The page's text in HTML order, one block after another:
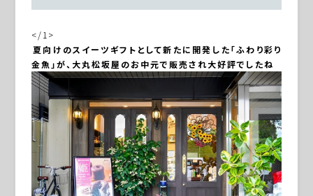
</1>
―――夏向けのスイーツギフトとして新たに開発した「ふわり彩り
金魚」が、大丸松坂屋のお中元で販売され大好評でしたね